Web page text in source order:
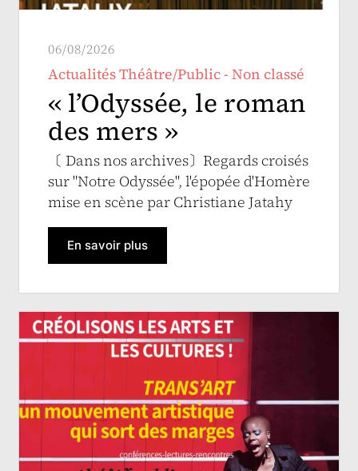
06/08/2026
Actualités Théâtre/Public - Non classé
« l’Odyssée, le roman
des mers »
〔 Dans nos archives〕Regards croisés
sur "Notre Odyssée", l'épopée d'Homère
mise en scène par Christiane Jatahy
En savoir plus